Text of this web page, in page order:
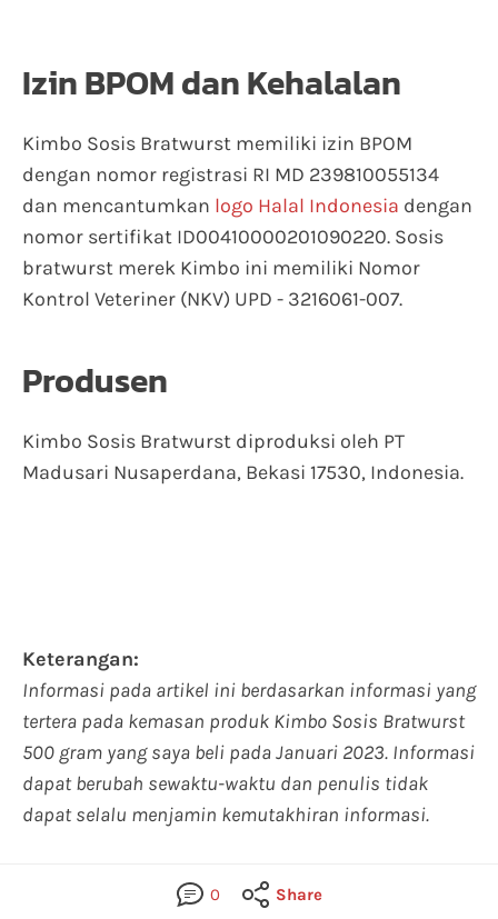
Izin BPOM dan Kehalalan
Kimbo Sosis Bratwurst memiliki izin BPOM
dengan nomor registrasi RI MD 239810055134
dan mencantumkan logo Halal Indonesia dengan
nomor sertifikat ID00410000201090220. Sosis
bratwurst merek Kimbo ini memiliki Nomor
Kontrol Veteriner (NKV) UPD - 3216061-007.
Produsen
Kimbo Sosis Bratwurst diproduksi oleh PT
Madusari Nusaperdana, Bekasi 17530, Indonesia.
Keterangan:
Informasi pada artikel ini berdasarkan informasi yang
tertera pada kemasan produk Kimbo Sosis Bratwurst
500 gram yang saya beli pada Januari 2023. Informasi
dapat berubah sewaktu-waktu dan penulis tidak
dapat selalu menjamin kemutakhiran informasi.
0 Share